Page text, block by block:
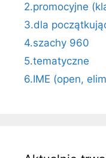
2.promocyjne
3.dla
4.szachy 960
5.tematyczne
6.IME (open,